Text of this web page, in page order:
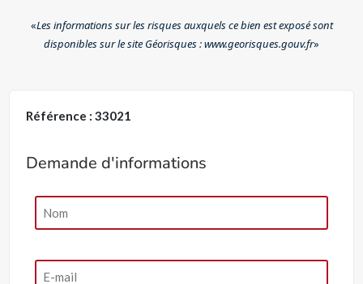
«Les informations sur les risques auxquels ce bien est exposé sont
disponibles sur le site Géorisques : www.georisques.gouv.fr»
Référence : 33021
Demande d'informations